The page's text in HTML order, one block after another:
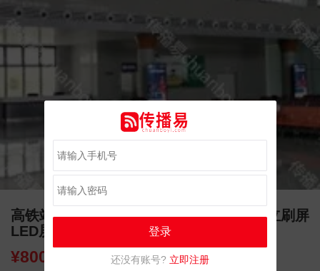
高铁站广告 许昌高铁站广告 许昌北站 独立刷屏
LED屏幕广告
¥8000.00
登录
还没有账号? 立即注册